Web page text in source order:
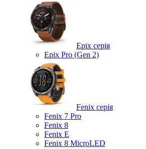
Epix серія
Epix Pro (Gen 2)
Fenix серія
Fenix 7 Pro
Fenix 8
Fenix ​​E
Fenix 8 MicroLED